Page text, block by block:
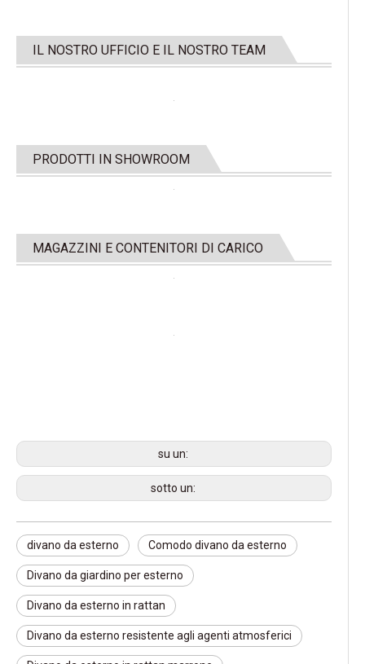
IL NOSTRO UFFICIO E IL NOSTRO TEAM
PRODOTTI IN SHOWROOM
MAGAZZINI E CONTENITORI DI CARICO
su un:
sotto un:
divano da esterno Comodo divano da esterno
Divano da giardino per esterno
Divano da esterno in rattan
Divano da esterno resistente agli agenti atmosferici